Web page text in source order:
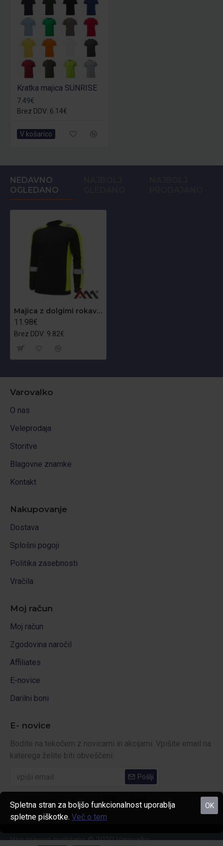
Kratka majica SUNRISE
7.49€
Brez DDV: 6.14€
V košarico
NEDAVNO
OGLEDANO
Majica z dolgimi rokavi Classwork
11.98€
Brez DDV: 9.82€
Varovalko
O nas
Veleprodaja
Storitve
Blagovne znamke
Kontakt
Nakupovanje
Dostava
Splošni pogoji
Politika zasebnosti
Vračila
Moj račun
Moj račun
Zgodovina naročil
Affiliates
E-novice
Darilni boni
E- novice
Bodite na tekočem z novicami in akcijami. Vpišite email na
katerega želite biti obveščeni.
Pošlji
Vse pravice pridržane © 2020 Varovalko
OK
Spletna stran za boljšo funkcionalnost uporablja
spletne piškotke. Več o tem